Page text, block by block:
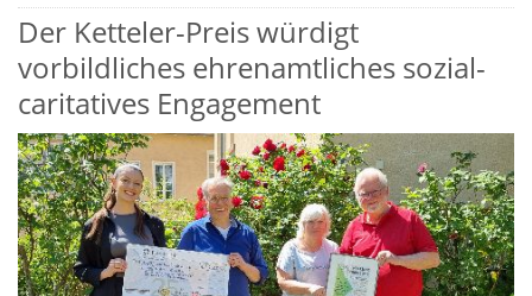
Der Ketteler-Preis würdigt
vorbildliches ehrenamtliches sozial-
caritatives Engagement